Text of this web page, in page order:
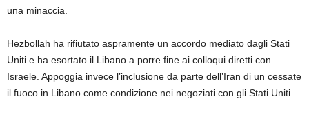
una minaccia.
Hezbollah ha rifiutato aspramente un accordo mediato dagli Stati
Uniti e ha esortato il Libano a porre fine ai colloqui diretti con
Israele. Appoggia invece l’inclusione da parte dell’Iran di un cessate
il fuoco in Libano come condizione nei negoziati con gli Stati Uniti